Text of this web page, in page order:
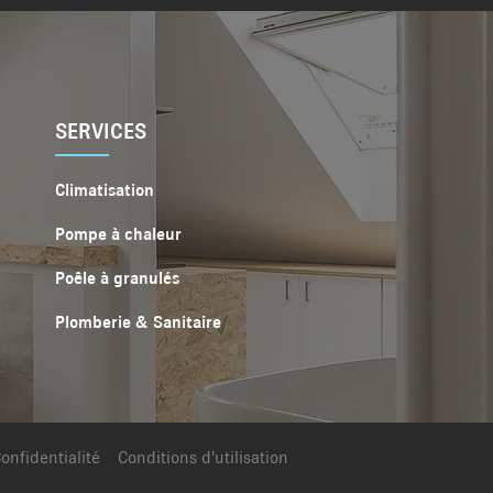
SERVICES
Climatisation
Pompe à chaleur
Poêle à granulés
Plomberie & Sanitaire
Conditions d'utilisation